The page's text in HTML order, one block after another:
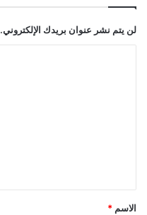
لن يتم نشر عنوان بريدك الإلكتروني.
*
الاسم *